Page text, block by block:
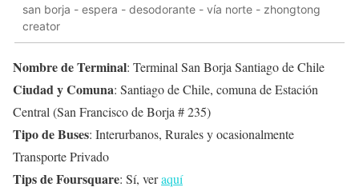
san borja - espera - desodorante - vía norte - zhongtong
creator
Nombre de Terminal: Terminal San Borja Santiago de Chile
Ciudad y Comuna: Santiago de Chile, comuna de Estación
Central (San Francisco de Borja # 235)
Tipo de Buses: Interurbanos, Rurales y ocasionalmente
Transporte Privado
Tips de Foursquare: Sí, veraquí